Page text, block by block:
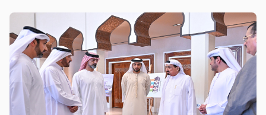
وواجبها تجاه الإمارة؛ إذ قامت برعاية ذهبية للفعاليات والنشاطات
والمبادرات الدينية والاجتماعية المتنوعة التي تحاكي روحانيات شهر رمضان
المبارك، انسجاماً مع نهج الخير والعطاء الذي تتبناه الجمعية منذ تأسيسها،
وتعزيزاً لمكانة الإمارة وإبراز دورها في نشر قيم الخير والمحبة في الشهر
الفضيل.